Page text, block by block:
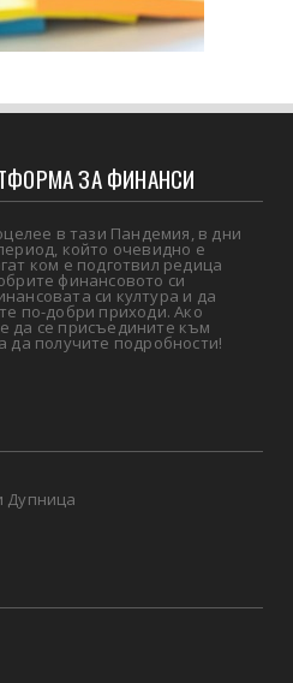
ЗА ФИНАНСИ
в тази Пандемия, в дни
който очевидно е
ком е подготвил редица
финансовото си
си култура и да
по-добри приходи. Ако
да се присъедините към
получите подробности!
Дупница